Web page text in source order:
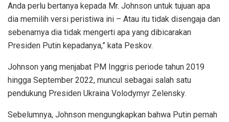
Anda perlu bertanya kepada Mr. Johnson untuk tujuan apa
dia memilih versi peristiwa ini – Atau itu tidak disengaja dan
sebenarnya dia tidak mengerti apa yang dibicarakan
Presiden Putin kepadanya,” kata Peskov.
Johnson yang menjabat PM Inggris periode tahun 2019
hingga September 2022, muncul sebagai salah satu
pendukung Presiden Ukraina Volodymyr Zelensky.
Sebelumnya, Johnson mengungkapkan bahwa Putin pernah